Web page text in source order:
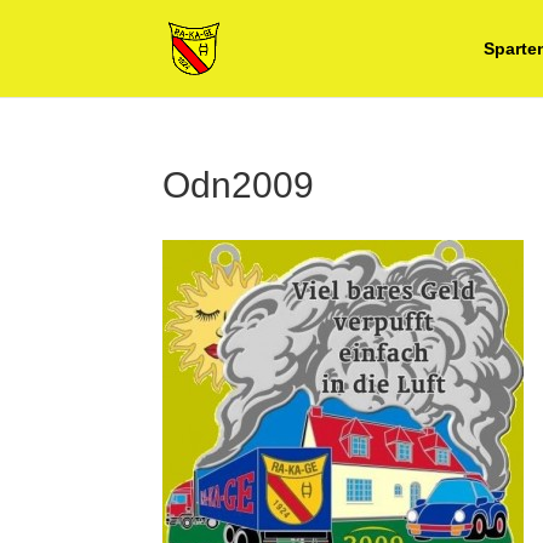
Odn2009